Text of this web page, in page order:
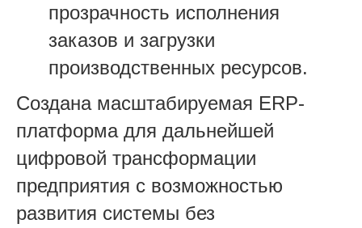
прозрачность исполнения
заказов и загрузки
производственных ресурсов.
Создана масштабируемая ERP-
платформа для дальнейшей
цифровой трансформации
предприятия с возможностью
развития системы без